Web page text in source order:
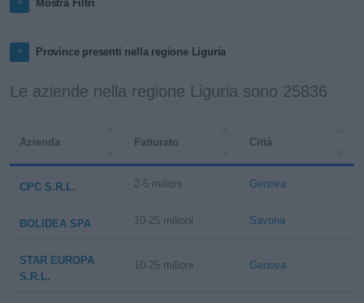
Mostra Filtri
Province presenti nella regione Liguria
Le aziende nella regione Liguria sono 25836
Azienda Fatturato Città
CPC S.R.L. 2-5 milioni Genova
BOLIDEA SPA 10-25 milioni Savona
STAR EUROPA
S.R.L.
10-25 milioni Genova